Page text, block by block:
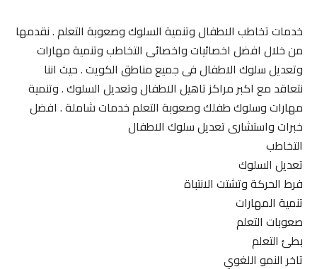
خدمات تخاطب الاطفال وتنمية السلوك وصعوبة التعلم . نقدمها
من خلال افضل اخصائيات واخصائى التخاطب وتنمية مهارات
وتعديل سلوك الاطفال فى جميع مناطق الكويت . حيث اننا
نتعاقد مع اكبر مراكز تاهيل الاطفال وتعديل السلوك . وتنمية
مهارات وسلوك طفلك وصعوبة التعلم خدمات شاملة . افضل
خبرات واستشارى تعديل سلوك الاطفال
التخاطب
تعديل السلوك
فرط الحركة وتشتت الانتباة
تنمية المهارات
صعوبات التعلم
بطئ التعلم
تاخر النمو اللغوي